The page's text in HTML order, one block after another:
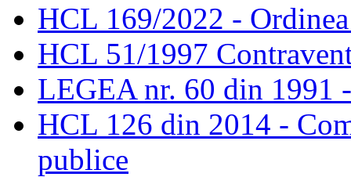
HCL 169/2022 -
HCL 51/1997
LEGEA nr. 60 din 1991
HCL 126 din 2014 -
publice